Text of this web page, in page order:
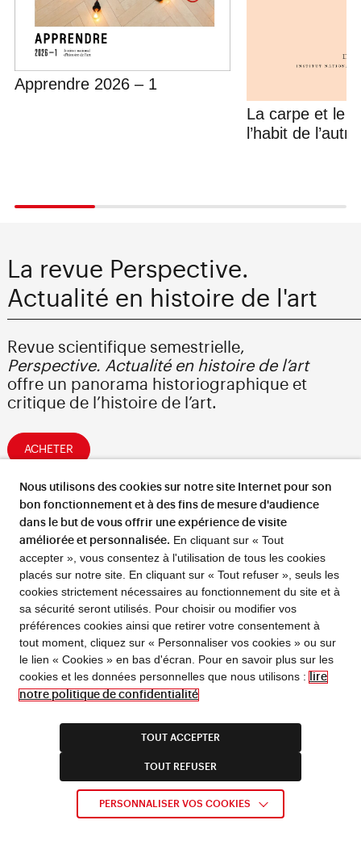
FLASH INFO !
En cas d’alerte canicule, l’entrée Richelieu du 5 rue
Vivienne est fermée de 11h à 17h30.
Horaires d’été de la bibliothèque à partir du 1/07.
inclus ; fermeture technique du site Richelieu du
31/08 au 6/09 inclus ; fermeture estivale de certains
services : consulter l’actualité dédiée.
EN SAVOIR PLUS
Apprendre 2026 – 1
La carpe et le
l’habit de l’autre
La revue Perspective.
Actualité en histoire de l'art
Revue scientifique semestrielle,
Perspective. Actualité en histoire de l’art
offre un panorama historiographique et
critique de l’histoire de l’art.
ACHETER
Nous utilisons des cookies sur notre site Internet pour son
bon fonctionnement et à des fins de mesure d'audience
dans le but de vous offrir une expérience de visite
améliorée et personnalisée. En cliquant sur « Tout
accepter », vous consentez à l'utilisation de tous les cookies
placés sur notre site. En cliquant sur « Tout refuser », seuls les
cookies strictement nécessaires au fonctionnement du site et à
sa sécurité seront utilisés. Pour choisir ou modifier vos
préférences cookies ainsi que retirer votre consentement à
tout moment, cliquez sur « Personnaliser vos cookies » ou sur
le lien « Cookies » en bas d'écran. Pour en savoir plus sur les
cookies et les données personnelles que nous utilisons :
lire
notre politique de confidentialité
TOUT ACCEPTER
TOUT REFUSER
PERSONNALISER VOS COOKIES